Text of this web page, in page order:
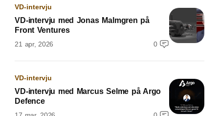
VD-intervju
VD-intervju med Jonas Malmgren på
Front Ventures
21 apr, 2026 0
VD-intervju
VD-intervju med Marcus Selme på Argo
Defence